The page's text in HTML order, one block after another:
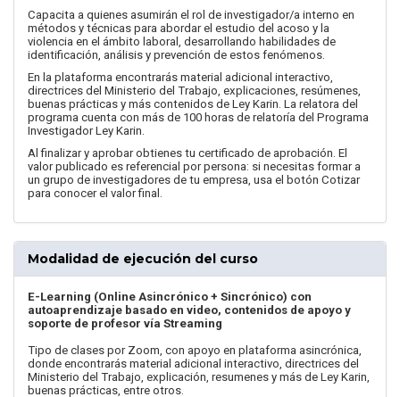
Capacita a quienes asumirán el rol de investigador/a interno en
métodos y técnicas para abordar el estudio del acoso y la
violencia en el ámbito laboral, desarrollando habilidades de
identificación, análisis y prevención de estos fenómenos.
En la plataforma encontrarás material adicional interactivo,
directrices del Ministerio del Trabajo, explicaciones, resúmenes,
buenas prácticas y más contenidos de Ley Karin. La relatora del
programa cuenta con más de 100 horas de relatoría del Programa
Investigador Ley Karin.
Al finalizar y aprobar obtienes tu certificado de aprobación. El
valor publicado es referencial por persona: si necesitas formar a
un grupo de investigadores de tu empresa, usa el botón Cotizar
para conocer el valor final.
Modalidad de ejecución del curso
E-Learning (Online Asincrónico + Sincrónico) con
autoaprendizaje basado en video, contenidos de apoyo y
soporte de profesor vía Streaming
Tipo de clases por Zoom, con apoyo en plataforma asincrónica,
donde encontrarás material adicional interactivo, directrices del
Ministerio del Trabajo, explicación, resumenes y más de Ley Karin,
buenas prácticas, entre otros.